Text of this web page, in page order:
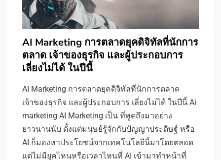
AI Marketing การตลาดยุคดิจิทัลที่นักการ
ตลาด เจ้าของธุรกิจ และผู้ประกอบการ
เลี่ยงไม่ได้ ในปีนี้
AI Marketing การตลาดยุคดิจิทัลที่นักการตลาด
เจ้าของธุรกิจ และผู้ประกอบการ เลี่ยงไม่ได้ ในปีนี้ Ai
marketing AI Marketing เป็น ที่พูดถึงมาอย่าง
ยาวนานนับ ตั้งแต่มนุษย์รู้จักกับปัญญาประดิษฐ์ หรือ
AI ก็มองหาประโยชน์จากเทคโนโลยีนี้มาโดยตลอด
แต่ไม่มียุคไหนหรือเวลาไหนที่ AI เข้ามาทำหน้าที่